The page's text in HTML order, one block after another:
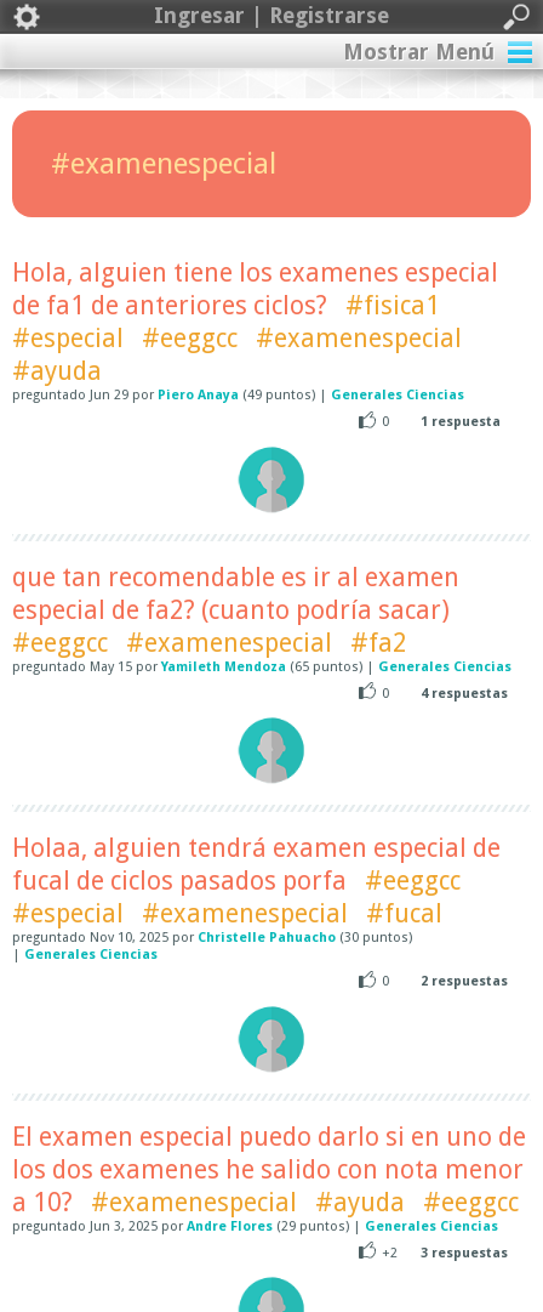
Ingresar | Registrarse
Mostrar Menú
#examenespecial
Hola, alguien tiene los examenes especial
de fa1 de anteriores ciclos?
#fisica1
#especial
#eeggcc
#examenespecial
#ayuda
preguntado Jun 29 por Piero Anaya (49 puntos) | Generales Ciencias
0
1 respuesta
que tan recomendable es ir al examen
especial de fa2? (cuanto podría sacar)
#eeggcc
#examenespecial #fa2
preguntado May 15 porYamileth Mendoza (65 puntos) | Generales Ciencias
0
4respuestas
Holaa, alguien tendrá examen especial de
fucal de ciclos pasados porfa
#eeggcc
#especial
#examenespecial #fucal
preguntado Nov 10, 2025 por Christelle Pahuacho (30 puntos)
| Generales Ciencias
0
2 respuestas
El examen especial puedo darlo si en uno de
los dos examenes he salido con nota menor
a 10?
#examenespecial #ayuda #eeggcc
preguntado Jun 3, 2025 por Andre Flores (29 puntos) | Generales Ciencias
+2
3 respuestas